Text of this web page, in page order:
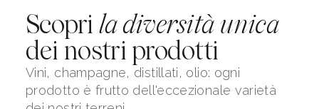
Scopri la diversità unica
dei nostri prodotti
Vini, champagne, distillati, olio: ogni
prodotto è frutto dell'eccezionale varietà